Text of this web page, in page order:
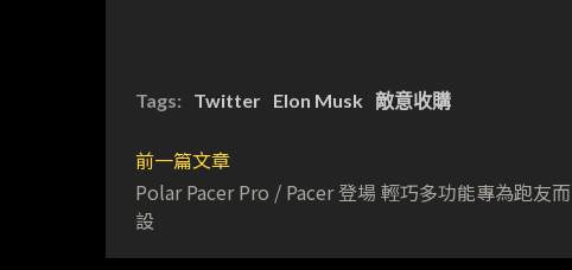
Tags: Twitter Elon Musk 敵意收購
前一篇文章
Polar Pacer Pro / Pacer 登場 輕巧多功能專為跑友而
設